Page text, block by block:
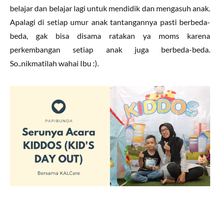
belajar dan belajar lagi untuk mendidik dan mengasuh anak.
Apalagi di setiap umur anak tantangannya pasti berbeda-
beda, gak bisa disama ratakan ya moms karena
perkembangan setiap anak juga berbeda-beda.
So..nikmatilah wahai Ibu :).